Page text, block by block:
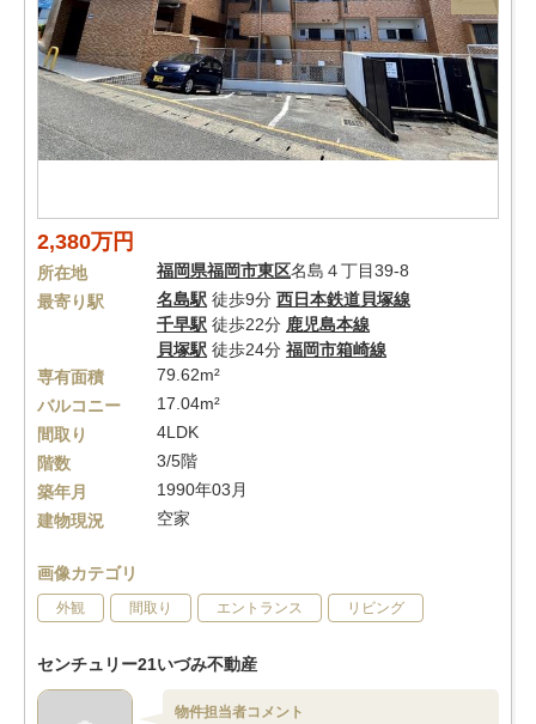
2,380万円
所在地 福岡県福岡市東区名島４丁目39-8
最寄り駅
名島駅 徒歩9分 西日本鉄道貝塚線
千早駅 徒歩22分 鹿児島本線
貝塚駅 徒歩24分 福岡市箱崎線
専有面積
79.62m²
バルコニー
17.04m²
間取り
4LDK
階数
3/5階
築年月
1990年03月
建物現況
空家
画像カテゴリ
外観 間取り エントランス リビング
センチュリー21いづみ不動産
物件担当者コメント